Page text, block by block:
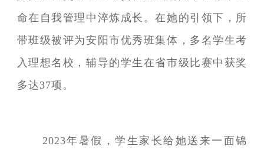
命在自我管理中淬炼成长。在她的引领下，所
带班级被评为安阳市优秀班集体，多名学生考
入理想名校，辅导的学生在省市级比赛中获奖
多达37项。
2023年暑假，学生家长给她送来一面锦